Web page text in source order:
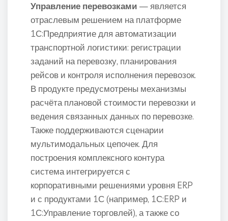
Управление перевозками — является
отраслевым решением на платформе
1С:Предприятие для автоматизации
транспортной логистики: регистрации
заданий на перевозку, планирования
рейсов и контроля исполнения перевозок.
В продукте предусмотрены механизмы
расчёта плановой стоимости перевозки и
ведения связанных данных по перевозке.
Также поддерживаются сценарии
мультимодальных цепочек. Для
построения комплексного контура
система интегрируется с
корпоративными решениями уровня ERP
и с продуктами 1С (например, 1С:ERP и
1С:Управление торговлей), а также со